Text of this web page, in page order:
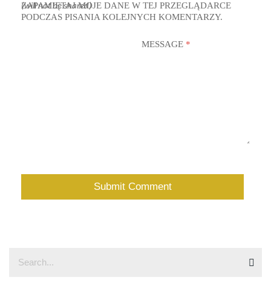
(will not be shared)
ZAPAMIĘTAJ MOJE DANE W TEJ PRZEGLĄDARCE
PODCZAS PISANIA KOLEJNYCH KOMENTARZY.
MESSAGE *